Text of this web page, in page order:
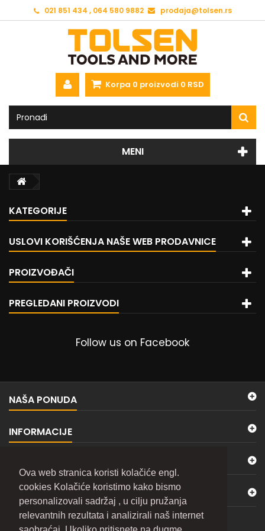
Ova web stranica koristi kolačiće engl.
cookies Kolačiće koristimo kako bismo
personalizovali sadržaj , u cilju pružanja
relevantnih rezultata i analizirali naš internet
021 851 434 , 064 580 9882 prodaja@tolsen.rs
Korpa 0 proizvodi 0 RSD
MENI
KATEGORIJE
USLOVI KORIŠĆENJA NAŠE WEB PRODAVNICE
PROIZVOĐAČI
PREGLEDANI PROIZVODI
Follow us on Facebook
NAŠA PONUDA
INFORMACIJE
KONTAKTIRAJTE NAS
BILTEN